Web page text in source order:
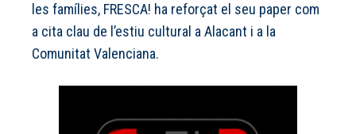
les famílies, FRESCA! ha reforçat el seu paper com
a cita clau de l’estiu cultural a Alacant i a la
Comunitat Valenciana.